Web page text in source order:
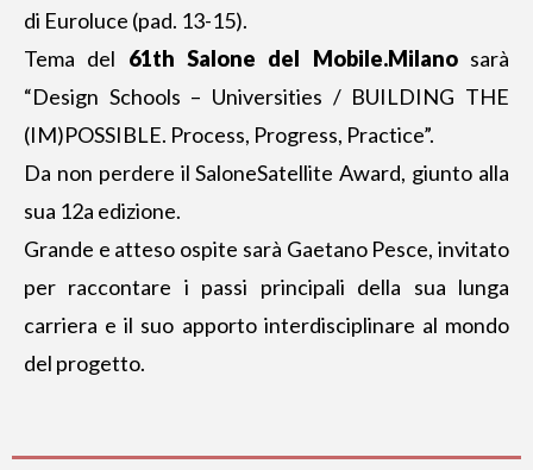
di Euroluce (pad. 13-15).
Tema del 61th Salone del Mobile.Milanosarà
“Design Schools – Universities / BUILDING THE
(IM)POSSIBLE. Process, Progress, Practice”.
Da non perdere il SaloneSatellite Award, giunto alla
sua 12a edizione.
Grande e atteso ospite sarà Gaetano Pesce, invitato
per raccontare i passi principali della sua lunga
carriera e il suo apporto interdisciplinare al mondo
del progetto.